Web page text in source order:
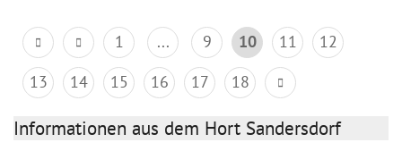
1 ... 9 10 11
12
13
14 15 16 17 18
Informationen aus dem Hort Sandersdorf